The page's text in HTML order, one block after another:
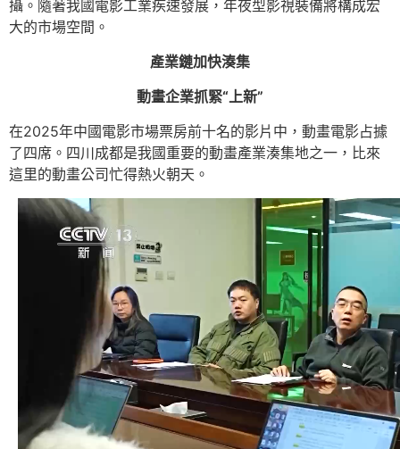
攝。隨著我國電影工業疾速發展，年夜型影視裝備將構成宏
大的市場空間。
產業鏈加快湊集
動畫企業抓緊“上新”
在2025年中國電影市場票房前十名的影片中，動畫電影占據
了四席。四川成都是我國重要的動畫產業湊集地之一，比來
這里的動畫公司忙得熱火朝天。